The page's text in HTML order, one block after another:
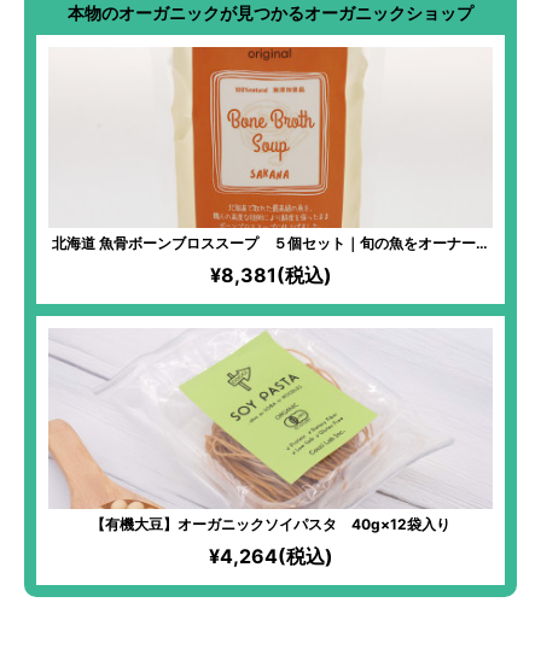
本物のオーガニックが見つかるオーガニックショップ
北海道 魚骨ボーンブロススープ ５個セット｜旬の魚をオーナーが
厳選！シーズンによって変わる味わいを楽しんで
¥8,381(税込)
【有機大豆】オーガニックソイパスタ 40g×12袋入り
¥4,264(税込)